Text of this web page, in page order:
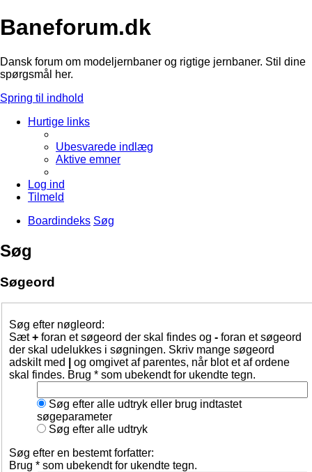
Baneforum.dk
Dansk forum om modeljernbaner og rigtige jernbaner. Stil dine
spørgsmål her.
Spring til indhold
Hurtige links
Ubesvarede indlæg
Aktive emner
Log ind
Tilmeld
Boardindeks Søg
Søg
Søgeord
Søg efter nøgleord:
Sæt+ foran et søgeord der skal findes og - foran et søgeord
der skal udelukkes i søgningen. Skriv mange søgeord
adskilt med
og omgivet af parentes, når blot et af ordene
skal findes. Brug * som ubekendt for ukendte tegn.
Søg efter alle udtryk eller brug indtastet
søgeparameter
Søg efter alle udtryk
Søg efter en bestemt forfatter:
Brug * som ubekendt for ukendte tegn.